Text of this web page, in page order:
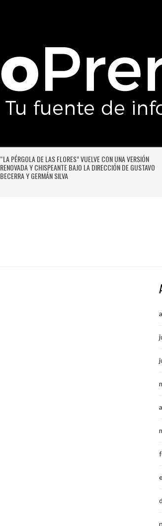
“LA PÉRGOLA DE LAS FLORES” VUELVE CON UNA VERSIÓN
RENOVADA Y CHISPEANTE BAJO LA DIRECCIÓN DE GUSTAVO
BECERRA Y GERMÁN SILVA